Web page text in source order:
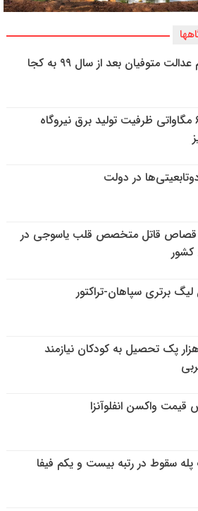
انتقال سهام عدالت متوفیان بعد از سال ۹۹ به کجا
افزایش ۶۰۰ مگاواتی ظرفیت تولید برق نیروگاه
در دولت
قصاص قاتل متخصص قلب یاسوجی در
کشور
لیگ‌ برتری سپاهان-تراکتور
پک تحصیل به کودکان نیازمند
قیمت واکسن انفلوآنزا
پله سقوط در رتبه بیست و یکم فیفا